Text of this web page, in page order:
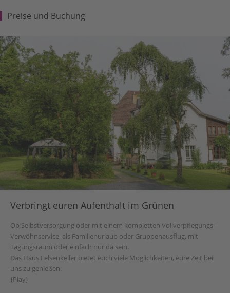
Preise und Buchung
Verbringt euren Aufenthalt im Grünen
Ob Selbstversorgung oder mit einem kompletten Vollverpflegungs-
Verwöhnservice, als Familienurlaub oder Gruppenausflug, mit
Tagungsraum oder einfach nur da sein.
Das Haus Felsenkeller bietet euch viele Möglichkeiten, eure Zeit bei
uns zu genießen.
{Play}